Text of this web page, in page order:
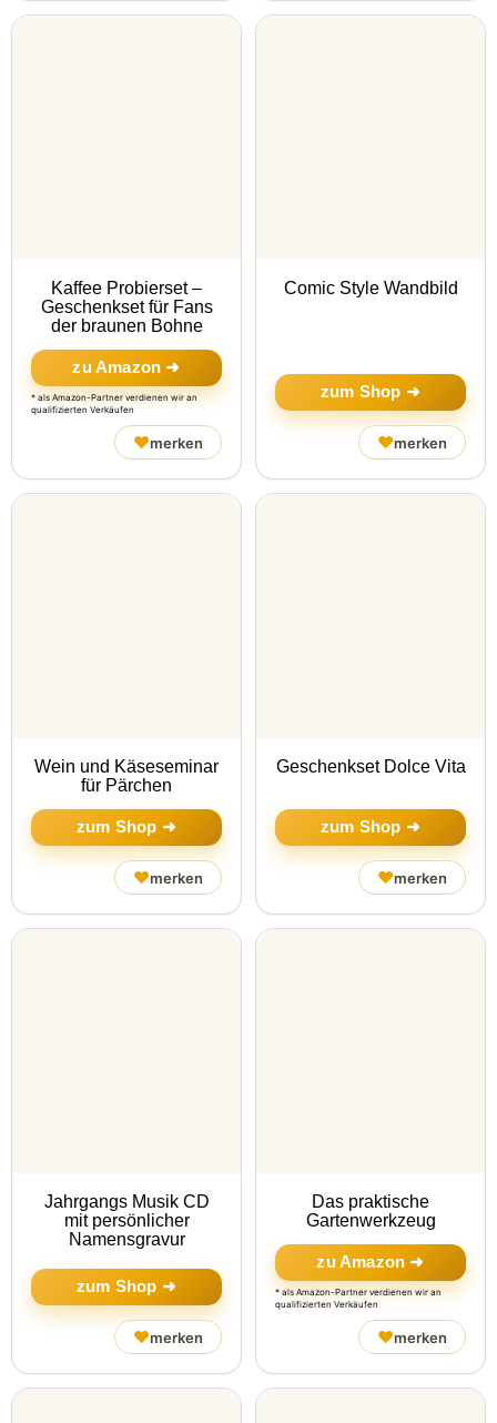
Kaffee Probierset –
Geschenkset für Fans
der braunen Bohne
zu Amazon ➜
* als Amazon-Partner verdienen wir an
qualifizierten Verkäufen
♥merken
Comic Style Wandbild
zum Shop ➜
♥merken
Wein und Käseseminar
für Pärchen
zum Shop ➜
♥merken
Geschenkset Dolce Vita
zum Shop ➜
♥merken
Jahrgangs Musik CD
mit persönlicher
Namensgravur
zum Shop ➜
♥merken
Das praktische
Gartenwerkzeug
zu Amazon ➜
* als Amazon-Partner verdienen wir an
qualifizierten Verkäufen
♥merken